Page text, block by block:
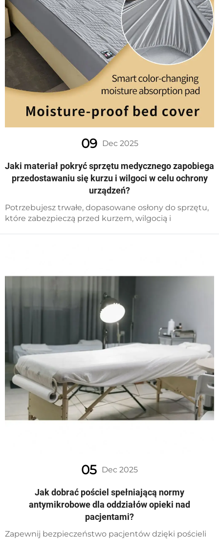
09 Dec 2025
Jaki materiał pokryć sprzętu medycznego zapobiega
przedostawaniu się kurzu i wilgoci w celu ochrony
urządzeń?
Potrzebujesz trwałe, dopasowane osłony do sprzętu,
które zabezpieczą przed kurzem, wilgocią i
05 Dec 2025
Jak dobrać pościel spełniającą normy
antymikrobowe dla oddziałów opieki nad
pacjentami?
Zapewnij bezpieczeństwo pacjentów dzięki pościeli